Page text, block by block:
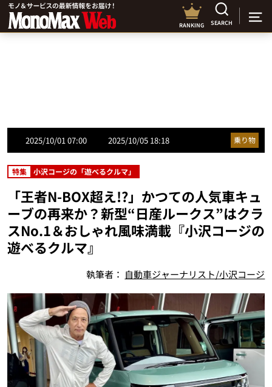
RANKING SEARCH
2025/10/01 07:00 2025/10/05 18:18 乗り物
特集 小沢コージの「遊べるクルマ」
「王者N-BOX超え!?」かつての人気車キュ
ーブの再来か？新型“日産ルークス”はクラ
スNo.1＆おしゃれ風味満載『小沢コージの
遊べるクルマ』
執筆者： 自動車ジャーナリスト/小沢コージ